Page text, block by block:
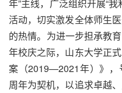
年”主线，广泛组织开展“
活动，切实激发全体师生
的热情。为进一步担承教
年校庆之际，山东大学正
案（2019—2021年）》，
周年为契机，以追求卓越